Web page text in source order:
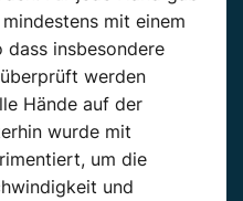
mit einem
dass insbesondere
werden
Hände auf der
wurde mit
um die
und